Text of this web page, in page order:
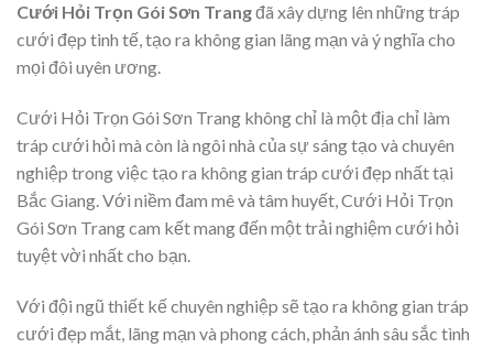
Cưới Hỏi Trọn Gói Sơn Trangđã xây dựng lên những tráp
cưới đẹp tinh tế, tạo ra không gian lãng mạn và ý nghĩa cho
mọi đôi uyên ương.
Cưới Hỏi Trọn Gói Sơn Trang không chỉ là một địa chỉ làm
tráp cưới hỏi mà còn là ngôi nhà của sự sáng tạo và chuyên
nghiệp trong việc tạo ra không gian tráp cưới đẹp nhất tại
Bắc Giang. Với niềm đam mê và tâm huyết, Cưới Hỏi Trọn
Gói Sơn Trang cam kết mang đến một trải nghiệm cưới hỏi
tuyệt vời nhất cho bạn.
Với đội ngũ thiết kế chuyên nghiệp sẽ tạo ra không gian tráp
cưới đẹp mắt, lãng mạn và phong cách, phản ánh sâu sắc tình